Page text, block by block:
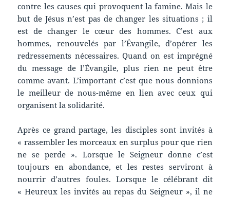
contre les causes qui provoquent la famine. Mais le
but de Jésus n’est pas de changer les situations ; il
est de changer le cœur des hommes. C’est aux
hommes, renouvelés par l’Évangile, d’opérer les
redressements nécessaires. Quand on est imprégné
du message de l’Évangile, plus rien ne peut être
comme avant. L’important c’est que nous donnions
le meilleur de nous-même en lien avec ceux qui
organisent la solidarité.
Après ce grand partage, les disciples sont invités à
« rassembler les morceaux en surplus pour que rien
ne se perde ». Lorsque le Seigneur donne c’est
toujours en abondance, et les restes serviront à
nourrir d’autres foules. Lorsque le célébrant dit
« Heureux les invités au repas du Seigneur », il ne